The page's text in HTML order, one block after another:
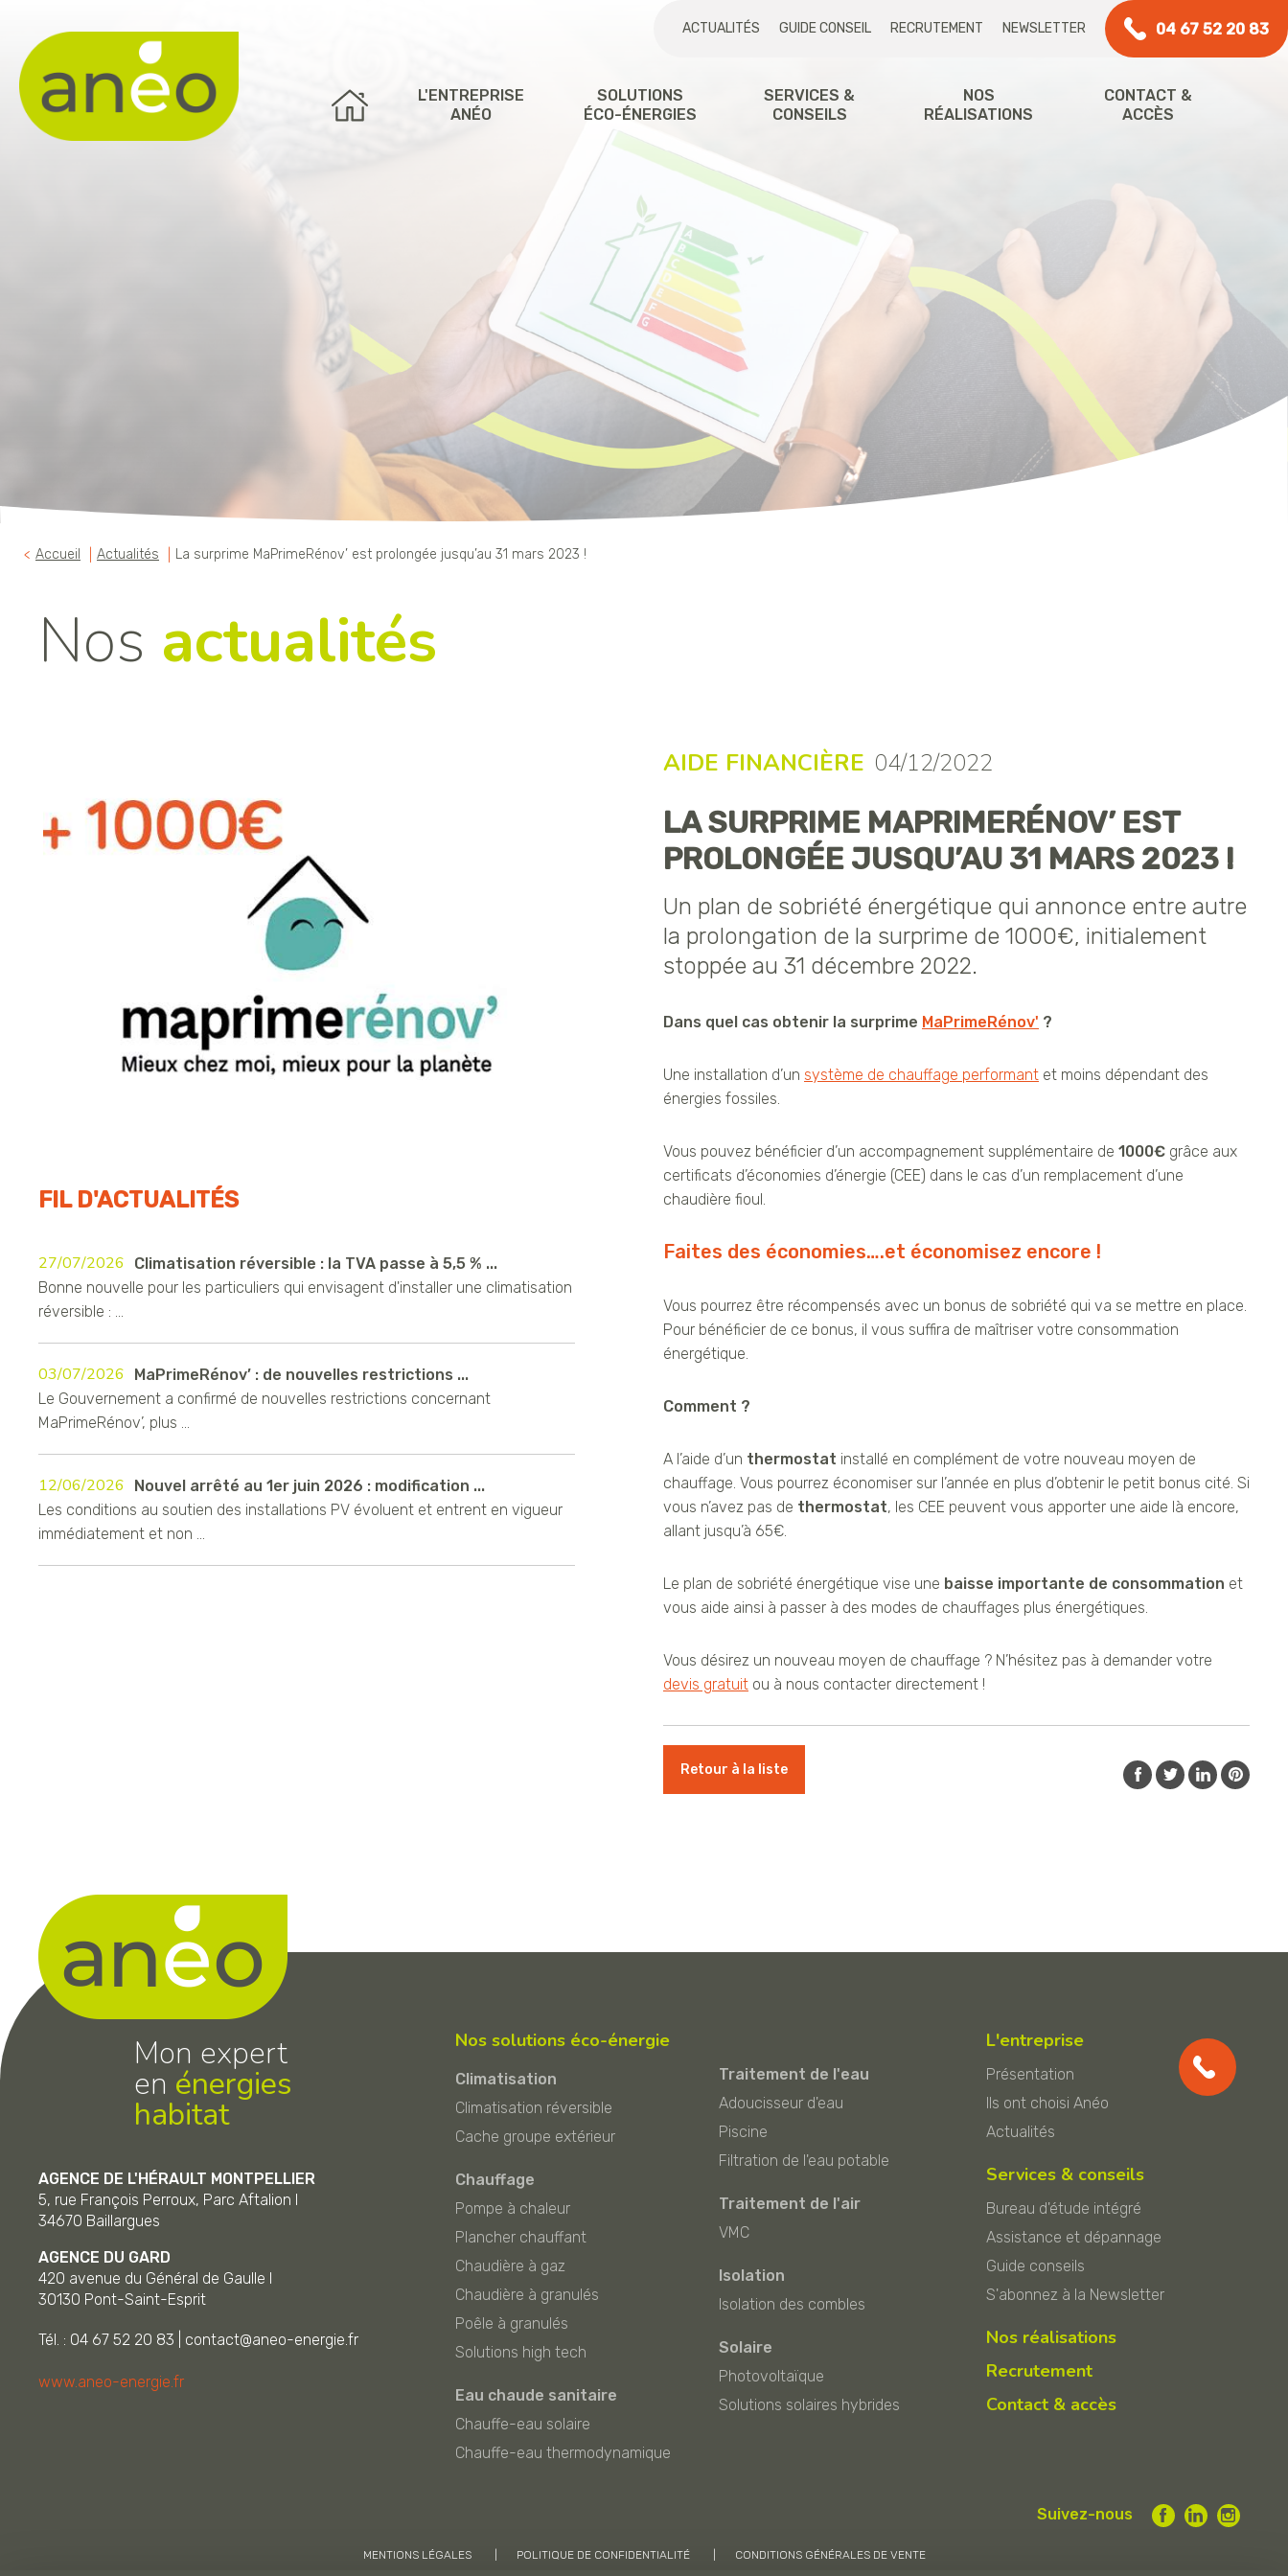
ACTUALITÉS GUIDE CONSEIL RECRUTEMENT NEWSLETTER 04 67 52 20 83
L'ENTREPRISE
ANÉO
SOLUTIONS
ÉCO-ÉNERGIES
SERVICES &
CONSEILS
NOS
RÉALISATIONS
CONTACT &
ACCÈS
Accueil Actualités La surprime MaPrimeRénov’ est prolongée jusqu’au 31 mars 2023 !
Nos actualités
AIDE FINANCIÈRE 04/12/2022
LA SURPRIME MAPRIMERÉNOV’ EST
PROLONGÉE JUSQU’AU 31 MARS 2023 !
Un plan de sobriété énergétique qui annonce entre autre
la prolongation de la surprime de 1000€, initialement
stoppée au 31 décembre 2022.
Dans quel cas obtenir la surprime MaPrimeRénov' ?
Une installation d’un système de chauffage performant et moins dépendant des
énergies fossiles.
Vous pouvez bénéficier d’un accompagnement supplémentaire de 1000€ grâce aux
certificats d’économies d’énergie (CEE) dans le cas d’un remplacement d’une
chaudière fioul.
Faites des économies….et économisez encore !
Vous pourrez être récompensés avec un bonus de sobriété qui va se mettre en place.
Pour bénéficier de ce bonus, il vous suffira de maîtriser votre consommation
énergétique.
Comment ?
A l’aide d’un thermostat installé en complément de votre nouveau moyen de
chauffage. Vous pourrez économiser sur l’année en plus d’obtenir le petit bonus cité. Si
vous n’avez pas de thermostat, les CEE peuvent vous apporter une aide là encore,
allant jusqu’à 65€.
Le plan de sobriété énergétique vise une baisse importante de consommation et
vous aide ainsi à passer à des modes de chauffages plus énergétiques.
Vous désirez un nouveau moyen de chauffage ? N’hésitez pas à demander votre
devis gratuit ou à nous contacter directement !
Retour à la liste
FIL D'ACTUALITÉS
27/07/2026
Climatisation réversible : la TVA passe à 5,5 % ...
Bonne nouvelle pour les particuliers qui envisagent d'installer une climatisation
réversible : ...
03/07/2026
MaPrimeRénov’ : de nouvelles restrictions ...
Le Gouvernement a confirmé de nouvelles restrictions concernant
MaPrimeRénov’, plus ...
12/06/2026
Nouvel arrêté au 1er juin 2026 : modification ...
Les conditions au soutien des installations PV évoluent et entrent en vigueur
immédiatement et non ...
Mon expert
en énergies
habitat
AGENCE DE L'HÉRAULT MONTPELLIER
5, rue François Perroux, Parc Aftalion I
34670 Baillargues
AGENCE DU GARD
420 avenue du Général de Gaulle I
30130 Pont-Saint-Esprit
Tél. : 04 67 52 20 83 contact@aneo-energie.fr
www.aneo-energie.fr
Nos solutions éco-énergie
Climatisation
Climatisation réversible
Cache groupe extérieur
Chauffage
Pompe à chaleur
Plancher chauffant
Chaudière à gaz
Chaudière à granulés
Poêle à granulés
Solutions high tech
Eau chaude sanitaire
Chauffe-eau solaire
Chauffe-eau thermodynamique
Traitement de l'eau
Adoucisseur d'eau
Piscine
Filtration de l'eau potable
Traitement de l'air
VMC
Isolation
Isolation des combles
Solaire
Photovoltaïque
Solutions solaires hybrides
L'entreprise
Présentation
Ils ont choisi Anéo
Actualités
Services & conseils
Bureau d'étude intégré
Assistance et dépannage
Guide conseils
S'abonnez à la Newsletter
Nos réalisations
Recrutement
Contact & accès
Suivez-nous
MENTIONS LÉGALES POLITIQUE DE CONFIDENTIALITÉ CONDITIONS GÉNÉRALES DE VENTE